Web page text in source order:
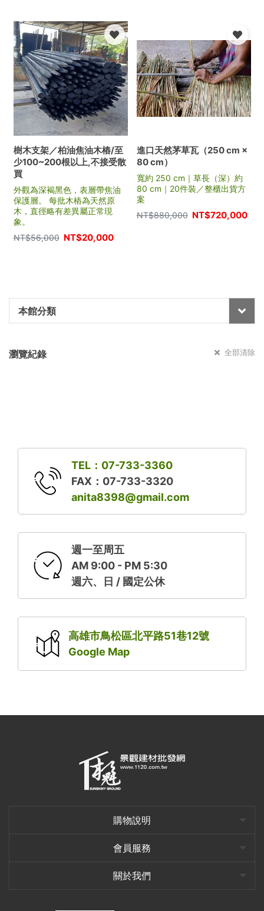
本館分類
瀏覽紀錄 全部清除
樹木支架／柏油焦油木樁/至
少100~200根以上,不接受散
買
外觀為深褐黑色，表層帶焦油
保護層。 每批木樁為天然原
木，直徑略有差異屬正常現
象。
NT$56,000 NT$20,000
進口天然茅草瓦（250 cm ×
80 cm）
寬約 250 cm｜草長（深）約
80 cm｜20件裝／整櫃出貨方
案
NT$880,000 NT$720,000
TEL：07-733-3360
FAX：07-733-3320
anita8398@gmail.com
週一至周五
AM 9:00 - PM 5:30
週六、日 / 國定公休
高雄市鳥松區北平路51巷12號
Google Map
購物說明
會員服務
關於我們